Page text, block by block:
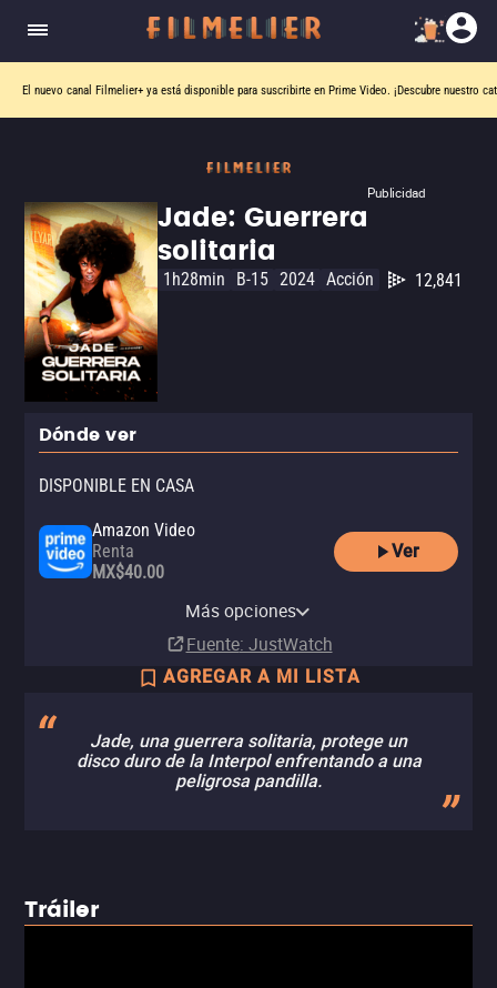
El nuevo canal Filmelier+ ya está disponible para suscribirte en Prime Video. ¡Descubre nuestro
Publicidad
Jade: Guerrera
solitaria
1h28min B-15 2024 Acción 12,841
Dónde ver
DISPONIBLE EN CASA
Amazon Video
Renta
MX$40.00
Ver
Apple TV Store
Más opciones
Fuente: JustWatch
AGREGAR A MI LISTA
Jade, una guerrera solitaria, protege un
disco duro de la Interpol enfrentando a una
peligrosa pandilla.
Tráiler